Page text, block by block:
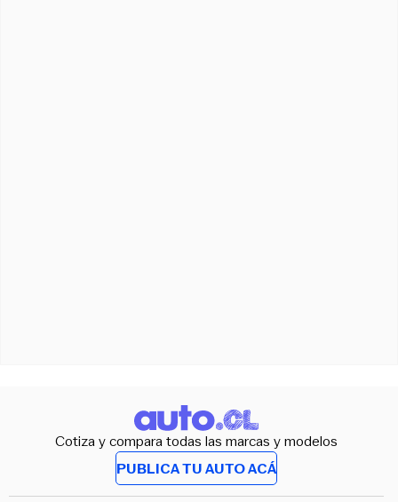
Cotiza y compara todas las marcas y modelos
PUBLICA TU AUTO ACÁ